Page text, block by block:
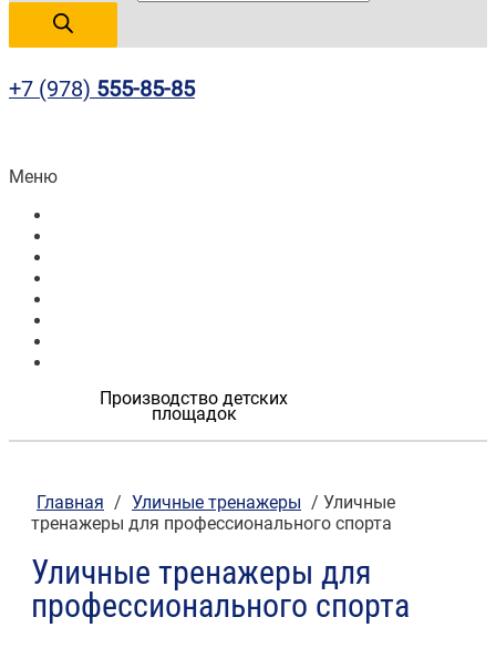
+7 (978) 555-85-85
Меню
Производство детских
площадок
Главная / Уличные тренажеры / Уличные
тренажеры для профессионального спорта
Уличные тренажеры для
профессионального спорта